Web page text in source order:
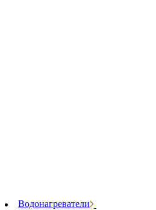
Водонагреватели